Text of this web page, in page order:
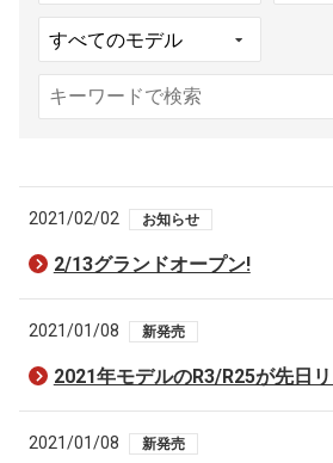
2021/02/02 お知らせ
2/13グランドオープン!
2021/01/08 新発売
2021年モデルのR3/R25が先日リ
2021/01/08 新発売